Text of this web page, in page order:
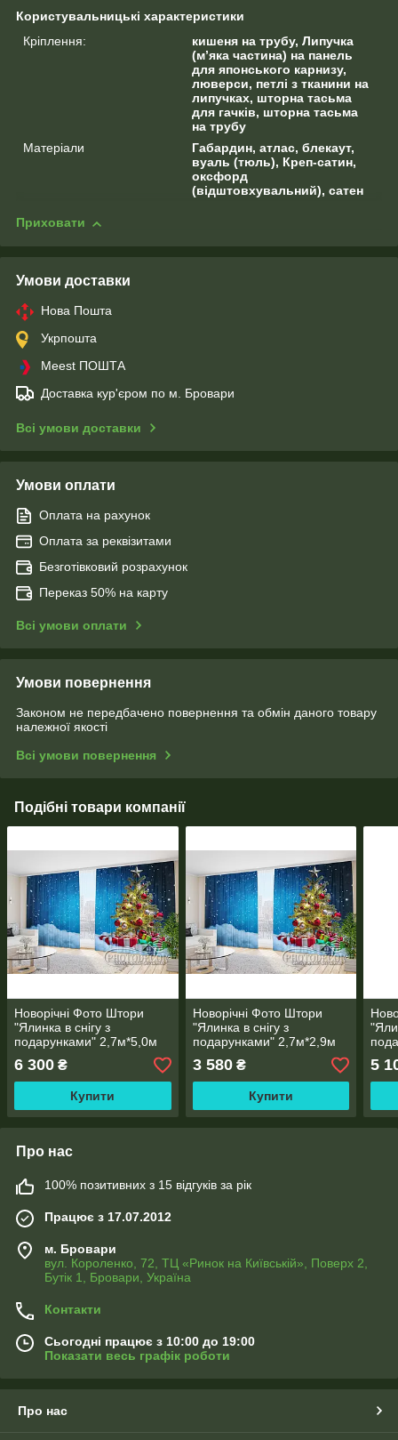
Користувальницькі характеристики
Кріплення:
кишеня на трубу, Липучка
(м’яка частина) на панель
для японського карнизу,
люверси, петлі з тканини на
липучках, шторна тасьма
для гачків, шторна тасьма
на трубу
Матеріали
Габардин, атлас, блекаут,
вуаль (тюль), Креп-сатин,
оксфорд
(відштовхувальний), сатен
Приховати
Умови доставки
Нова Пошта
Укрпошта
Meest ПОШТА
Доставка кур'єром по м. Бровари
Всі умови доставки
Умови оплати
Оплата на рахунок
Оплата за реквізитами
Безготівковий розрахунок
Переказ 50% на карту
Всі умови оплати
Умови повернення
Законом не передбачено повернення та обмін даного товару
належної якості
Всі умови повернення
Подібні товари компанії
Новорічні Фото Штори
"Ялинка в снігу з
подарунками" 2,7м*5,0м
тасьма
6 300 ₴
Купити
Новорічні Фото Штори
"Ялинка в снігу з
подарунками" 2,7м*2,9м
тасьма
3 580₴
Купити
5
Про нас
100% позитивних з 15 відгуків за рік
Працює з 17.07.2012
м. Бровари
вул. Короленко, 72, ТЦ «Ринок на Київській», Поверх 2,
Бутік 1, Бровари, Україна
Контакти
Сьогодні працює з 10:00 до 19:00
Показати весь графік роботи
Про нас